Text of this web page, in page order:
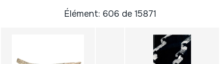
Élément: 606 de 15871